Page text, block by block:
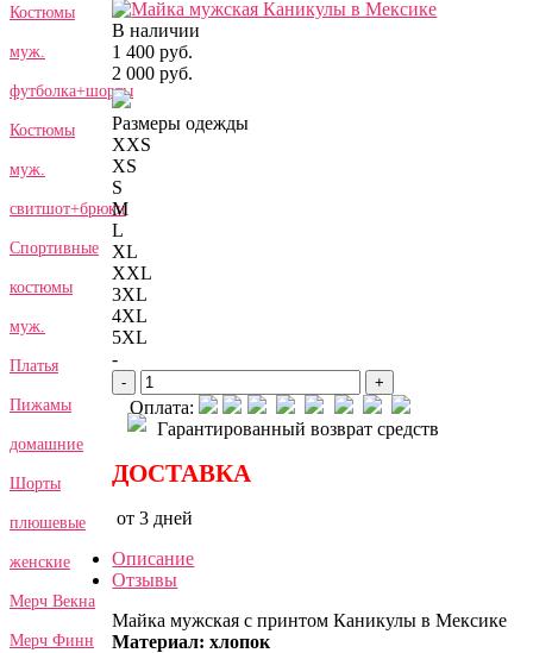
Костюмы
муж.
футболка+шорты
Костюмы
муж.
свитшот+брюки
Спортивные
костюмы
муж.
Платья
Пижамы
домашние
Шорты
плюшевые
женские
Мерч Векна
Мерч Финн
В наличии
1 400 руб.
2 000 руб.
Размеры одежды
XXS
XS
S
M
L
XL
XXL
3XL
4XL
5XL
-
- +
Оплата:
Гарантированный возврат средств
ДОСТАВКА
от 3 дней
Описание
Отзывы
Майка мужская с принтом Каникулы в Мексике
Материал: хлопок